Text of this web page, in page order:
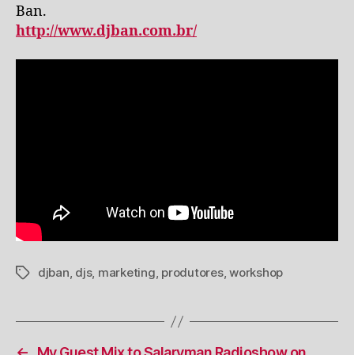
Ban.
http://www.djban.com.br/
Tagsdjban, djs, marketing, produtores,workshop